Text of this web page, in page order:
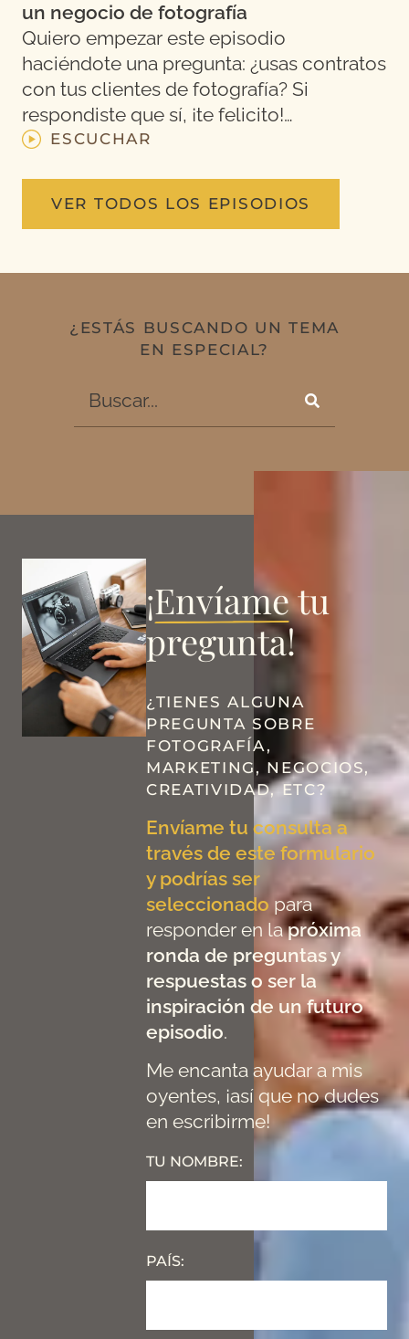
un negocio de fotografía
Quiero empezar este episodio
haciéndote una pregunta: ¿usas contratos
con tus clientes de fotografía? Si
respondiste que sí, ¡te felicito!…
ESCUCHAR
VER TODOS LOS EPISODIOS
¿ESTÁS BUSCANDO UN TEMA
EN ESPECIAL?
¡Envíametu
pregunta!
¿TIENES ALGUNA
PREGUNTA SOBRE
FOTOGRAFÍA,
MARKETING, NEGOCIOS,
CREATIVIDAD, ETC?
Envíame tu consulta a
través de este formulario
y podrías ser
seleccionado para
responder en lapróxima
ronda de preguntas y
respuestas o ser la
inspiración de un futuro
episodio.
Me encanta ayudar a mis
oyentes, ¡así que no dudes
en escribirme!
TU NOMBRE:
PAÍS: